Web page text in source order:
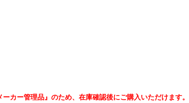
ーカー管理品』のため、在庫確認後にご購入いただけます